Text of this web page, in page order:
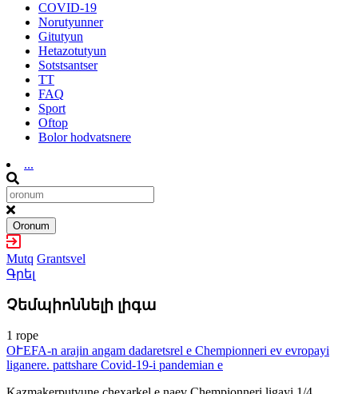
COVID-19
Norutyunner
Gitutyun
Hetazotutyun
Sotstsantser
TT
FAQ
Sport
Oftop
Bolor hodvatsnere
...
Oronum
Mutq Grantsvel
Գրել
Չեմպիոննելի լիգա
1 rope
OՒEFA-n arajin angam dadaretsrel e Chempionneri ev evropayi
liganere. pattshare Covid-19-i pandemian e